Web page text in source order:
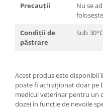
Precauții
Nu se
Condiții de
păstrare
Sub 30°C
Acest produs este disponibil
poate fi achiziționat doar pe
medicul veterinar pentru un
dozei în funcție de nevoile